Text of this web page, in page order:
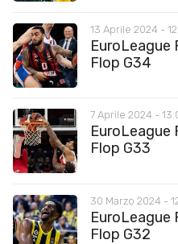
13 Aprile 2024 -
EuroLeague
Flop G34
7 Aprile 2024 -
EuroLeague
Flop G33
30 Marzo 2024 -
EuroLeague
Flop G32